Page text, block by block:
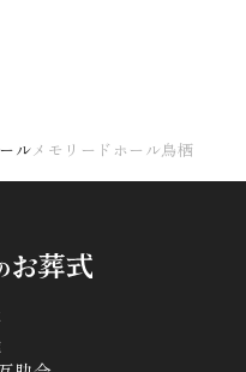
ルメモリードホール鳥栖